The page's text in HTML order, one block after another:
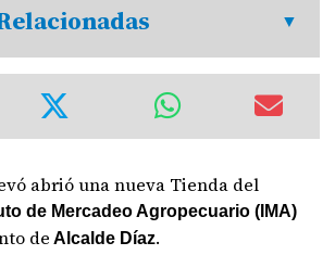
abrió una nueva Tienda del
de Mercadeo Agropecuario (IMA)
de Alcalde Díaz.